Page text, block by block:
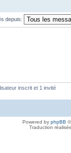
depuis:
inscrit et 1 invité
Powered by phpBB
Traduction